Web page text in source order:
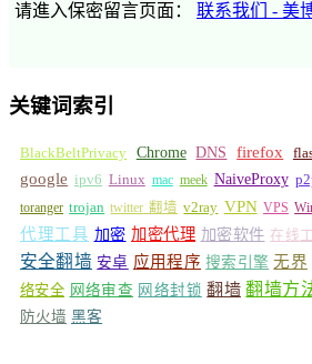
请進入保密留言页面： 联系我们 - 美
关键词索引
BlackBeltPrivacy Chrome DNS firefox
google ipv6 Linux mac meek NaiveProxy
toranger trojan twitter 翻墙 v2ray VPN VPS
代理工具 加密 加密代理 加密软件 在线
安全翻墙 安卓 应用程序 搜索引擎 无界
络安全 网络审查 网络封锁 翻墙 翻墙方
防火墙 黑客